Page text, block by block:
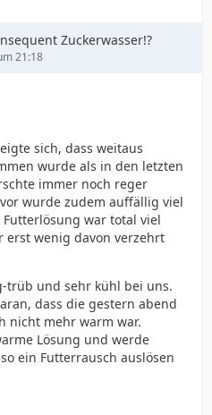
Zuckerwasser!?
21:18
sich, dass weitaus
wurde als in den letzten
immer noch reger
wurde zudem auffällig viel
war total viel
erst wenig davon verzehrt
trüb und sehr kühl bei uns.
dass die gestern abend
nicht mehr warm war.
Lösung und werde
ein Futterrausch auslösen